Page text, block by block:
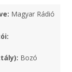
Magyar Rádió
Bozó